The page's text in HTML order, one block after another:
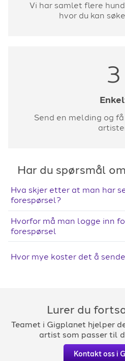
Vi har samlet flere
hvor du kan
3
Send en melding og
Har du spørsmål
Hva skjer etter at man har
forespørsel?
Hvorfor må man logge inn
forespørsel
Hvor mye koster det å
Lurer du
Teamet i Gigplanet hjelper
artist som passer til
Kontakt oss i